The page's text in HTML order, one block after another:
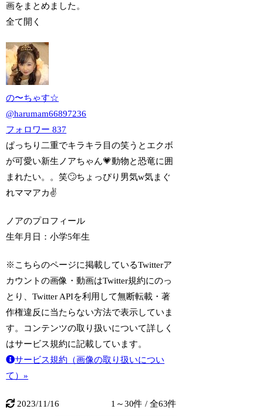
画をまとめました。
全て開く
の〜ちゃす☆
@harumam66897236
フォロワー837
ぱっちり二重でキラキラ目の笑うとエクボ
が可愛い新生ノアちゃん💗動物と恐竜に囲
まれたい。。笑🙄ちょっぴり男気w気まぐ
れママアカ✌️
ノアのプロフィール
生年月日：小学5年生
※こちらのページに掲載しているTwitterア
カウントの画像・動画はTwitter規約にのっ
とり、Twitter APIを利用して無断転載・著
作権違反に当たらない方法で表示していま
す。コンテンツの取り扱いについて詳しく
はサービス規約に記載しています。
サービス規約（画像の取り扱いについ
て）»
2023/11/16 1～30件 / 全63件